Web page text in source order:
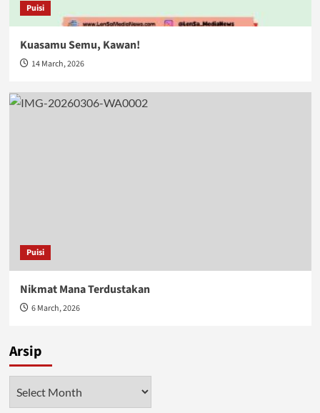
Puisi
Kuasamu Semu, Kawan!
14 March, 2026
Puisi
Nikmat Mana Terdustakan
6 March, 2026
Arsip